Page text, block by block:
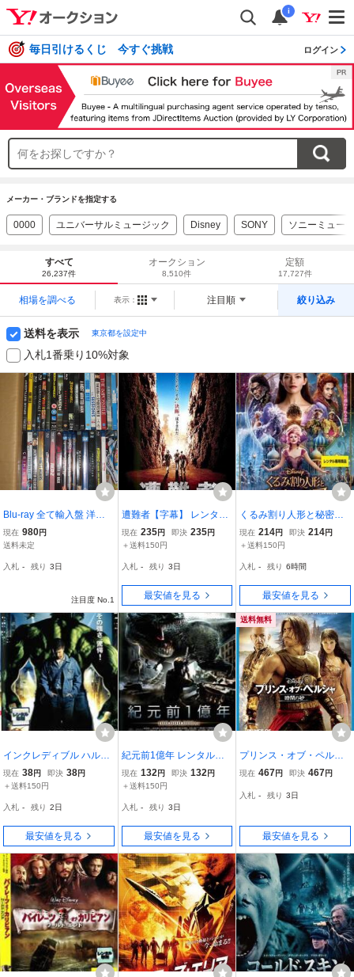
i
毎日引けるくじ 今すぐ挑戦 ログイン
メーカー・ブランドを指定する
0000 ユニバーサルミュージック Disney SONY ソニーミュー
すべて
26,237件
オークション
8,510件
定額
17,727件
相場を調べる 表示： 注目順 絞り込み
送料を表示 東京都を設定中
入札1番乗り10%対象
Blu-ray 全て輸入盤 洋画
映画 大量まとめて約33本
セット 洋画 名作多
現在 980円
送料未定
入札 - 残り 3日
注目度 No.1
遭難者【字幕】 レンタル
落ち 中古 DVD
現在 235円 即決 235円
＋送料150円
入札 - 残り 3日
最安値を見る
くるみ割り人形と秘密の
王国 レンタル落ち 中古 D
VD
現在 214円 即決 214円
＋送料150円
入札 - 残り 6時間
最安値を見る
インクレディブル ハルク
レンタル落ち 中古 DVD
現在 38円 即決 38円
＋送料150円
入札 - 残り 2日
最安値を見る
紀元前1億年 レンタル落
ち 中古 DVD
現在 132 円 即決 132 円
＋送料150円
入札 - 残り 3日
最安値を見る
送料無料
プリンス・オブ・ペルシ
ャ 時間の砂 ブルーレイデ
ブルーレイ
現在 467円 即決 467円
入札 - 残り 3日
最安値を見る